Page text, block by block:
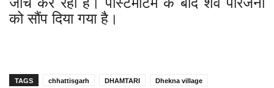
को सौंप दिया गया है।
TAGS chhattisgarh DHAMTARI Dhekna village